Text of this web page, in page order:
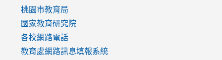
v=mfpNykQ0g4M
桃園市教育局
國家教育研究院
各校網路電話
教育處網路訊息填報系統